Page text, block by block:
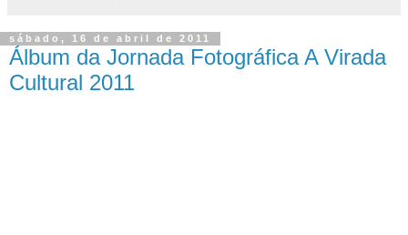
sábado, 16 de abril de 2011
Álbum da Jornada Fotográfica A Virada
Cultural 2011